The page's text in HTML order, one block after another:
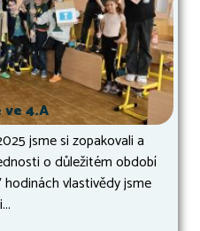
4.A
jsme si zopakovali a
o důležitém období
vlastivědy jsme